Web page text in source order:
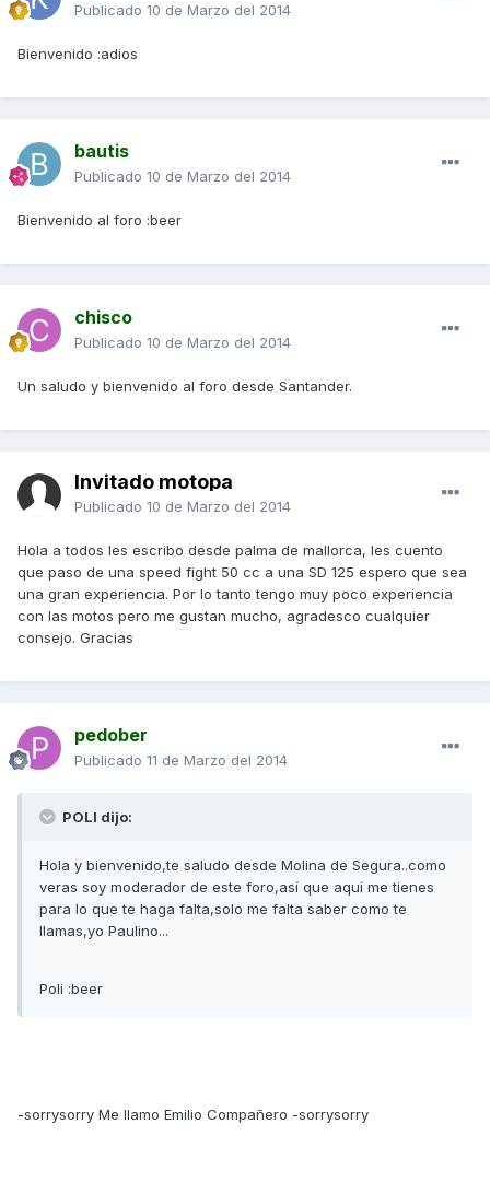
Publicado 10 de Marzo del 2014
Bienvenido :adios
bautis
Publicado 10 de Marzo del 2014
Bienvenido al foro :beer
chisco
Publicado 10 de Marzo del 2014
Un saludo y bienvenido al foro desde Santander.
Invitado motopa
Publicado 10 de Marzo del 2014
Hola a todos les escribo desde palma de mallorca, les cuento
que paso de una speed fight 50 cc a una SD 125 espero que sea
una gran experiencia. Por lo tanto tengo muy poco experiencia
con las motos pero me gustan mucho, agradesco cualquier
consejo. Gracias
pedober
Publicado 11 de Marzo del 2014
POLI dijo:
Hola y bienvenido,te saludo desde Molina de Segura..como
veras soy moderador de este foro,así que aquí me tienes
para lo que te haga falta,solo me falta saber como te
llamas,yo Paulino...
Poli :beer
-sorrysorry Me llamo Emilio Compañero -sorrysorry